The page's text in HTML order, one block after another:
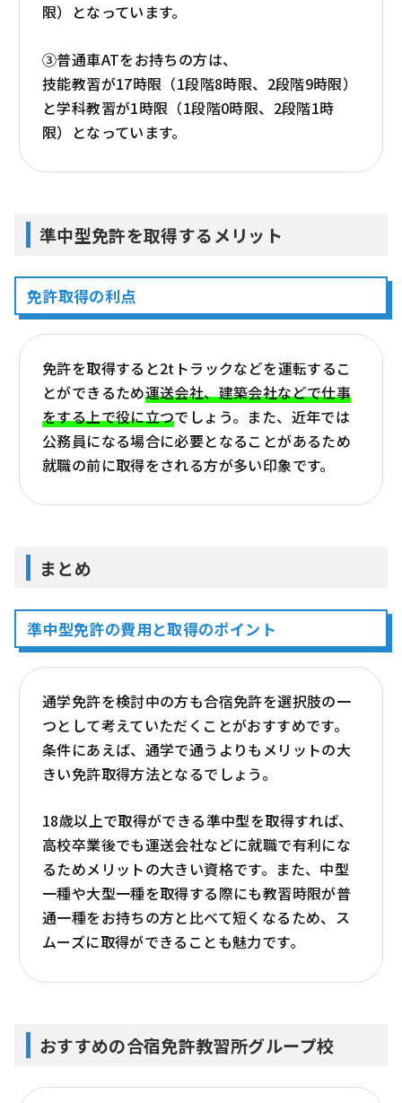
限）となっています。
③普通車ATをお持ちの方は、
技能教習が17時限（1段階8時限、2段階9時限）
と学科教習が1時限（1段階0時限、2段階1時
限）となっています。
準中型免許を取得するメリット
免許取得の利点
免許を取得すると2tトラックなどを運転するこ
とができるため運送会社、建築会社などで仕事
をする上で役に立つでしょう。また、近年では
公務員になる場合に必要となることがあるため
就職の前に取得をされる方が多い印象です。
まとめ
準中型免許の費用と取得のポイント
通学免許を検討中の方も合宿免許を選択肢の一
つとして考えていただくことがおすすめです。
条件にあえば、通学で通うよりもメリットの大
きい免許取得方法となるでしょう。
18歳以上で取得ができる準中型を取得すれば、
高校卒業後でも運送会社などに就職で有利にな
るためメリットの大きい資格です。また、中型
一種や大型一種を取得する際にも教習時限が普
通一種をお持ちの方と比べて短くなるため、ス
ムーズに取得ができることも魅力です。
おすすめの合宿免許教習所グループ校